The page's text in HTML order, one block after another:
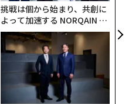
挑戦は個から始まり、共創に
よって加速する NORQAIN JA
PAN 特別座談会